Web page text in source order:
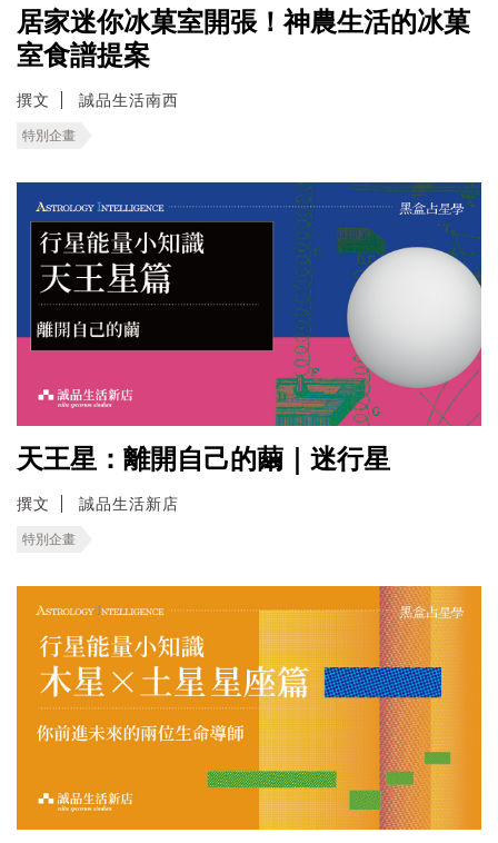
居家迷你冰菓室開張！神農生活的冰菓
室食譜提案
撰文 誠品生活南西
特別企畫
天王星：離開自己的繭｜迷行星
撰文 誠品生活新店
特別企畫